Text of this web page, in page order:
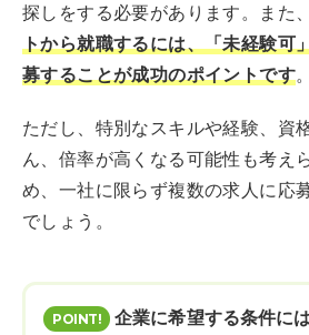
探しをする必要があります。また、
トから就職するには、「未経験可
募することが成功のポイントです。
ただし、特別なスキルや経験、資
ん、倍率が高くなる可能性も考え
め、一社に限らず複数の求人に応
でしょう。
企業に希望する条件に